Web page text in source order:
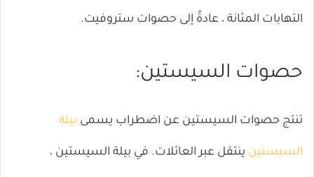
التهابات المثانة ، عادةً إلى حصوات ستروفيت.
حصوات السيستين:
تنتج حصوات السيستين عن اضطراب يسمى بيلة
السيستين ينتقل عبر العائلات. في بيلة السيستين ،